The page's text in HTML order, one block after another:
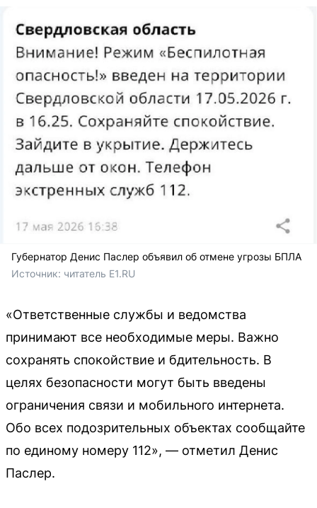
Губернатор Денис Паслер объявил об отмене угрозы БПЛА
Источник: читатель E1.RU
«Ответственные службы и ведомства
принимают все необходимые меры. Важно
сохранять спокойствие и бдительность. В
целях безопасности могут быть введены
ограничения связи и мобильного интернета.
Обо всех подозрительных объектах сообщайте
по единому номеру 112», — отметил Денис
Паслер.